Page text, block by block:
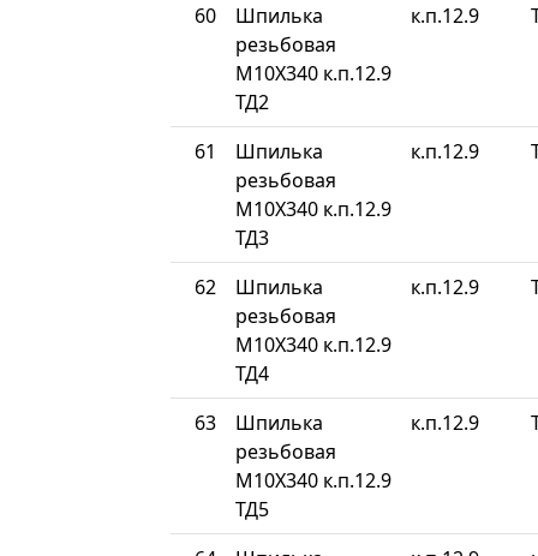
60
Шпилька
резьбовая
М10Х340 к.п.12.9
ТД2
к.п.12.9
61
Шпилька
резьбовая
М10Х340 к.п.12.9
ТД3
к.п.12.9
62
Шпилька
резьбовая
М10Х340 к.п.12.9
ТД4
к.п.12.9
63
Шпилька
резьбовая
М10Х340 к.п.12.9
ТД5
к.п.12.9